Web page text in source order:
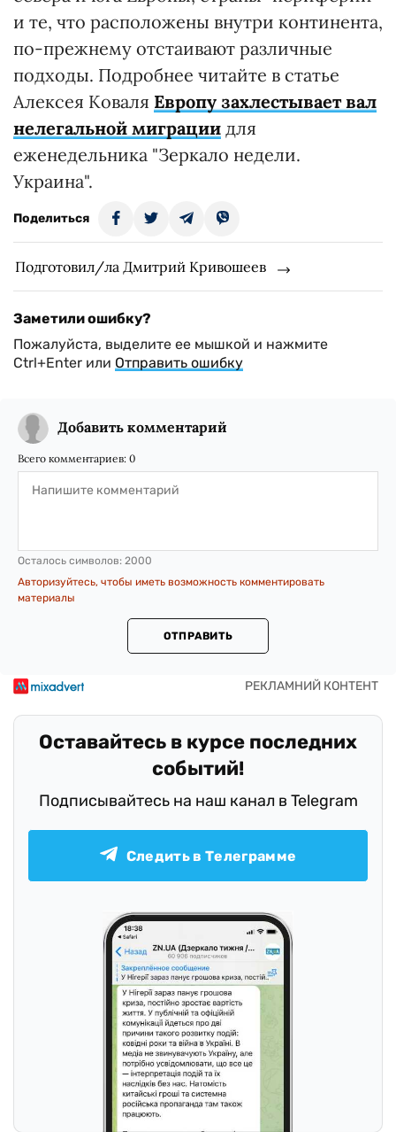
и те, что расположены внутри континента,
по-прежнему отстаивают различные
подходы. Подробнее читайте в статье
Алексея Коваля Европу захлестывает вал
нелегальной миграции для
еженедельника "Зеркало недели.
Украина".
Поделиться
Подготовил/ла Дмитрий Кривошеев
Заметили ошибку?
Пожалуйста, выделите ее мышкой и нажмите
Ctrl+Enter или Отправить ошибку
Добавить комментарий
Всего комментариев: 0
Осталось символов: 2000
Авторизуйтесь, чтобы иметь возможность комментировать
материалы
ОТПРАВИТЬ
Оставайтесь в курсе последних
событий!
Подписывайтесь на наш канал в Telegram
Следить в Телеграмме